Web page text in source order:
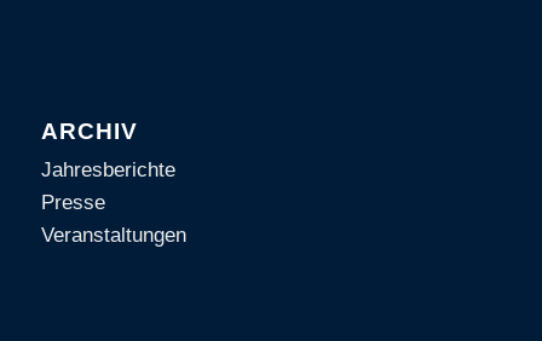
ARCHIV
Jahresberichte
Presse
Veranstaltungen